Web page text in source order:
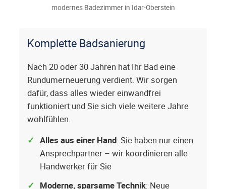
modernes Badezimmer in Idar-Oberstein
Komplette Badsanierung
Nach 20 oder 30 Jahren hat Ihr Bad eine
Rundumerneuerung verdient. Wir sorgen
dafür, dass alles wieder einwandfrei
funktioniert und Sie sich viele weitere Jahre
wohlfühlen.
Alles aus einer Hand: Sie haben nur einen
Ansprechpartner – wir koordinieren alle
Handwerker für Sie
Moderne, sparsame Technik: Neue